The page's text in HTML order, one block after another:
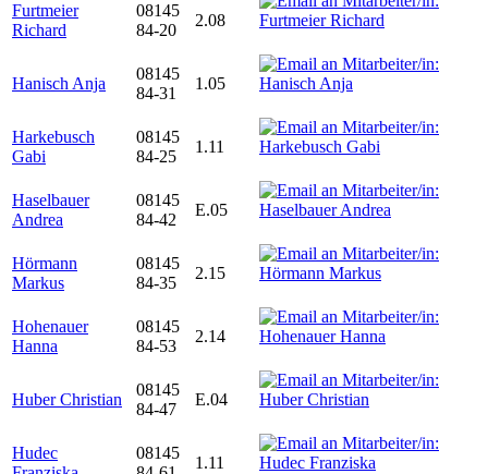
Furtmeier
Richard
08145
84-20
2.08
Hanisch Anja
08145
84-31
1.05
Harkebusch
Gabi
08145
84-25
1.11
Haselbauer
Andrea
08145
84-42
E.05
Hörmann
Markus
08145
84-35
2.15
Hohenauer
Hanna
08145
84-53
2.14
Huber Christian
08145
84-47
E.04
Hudec
08145
1.11